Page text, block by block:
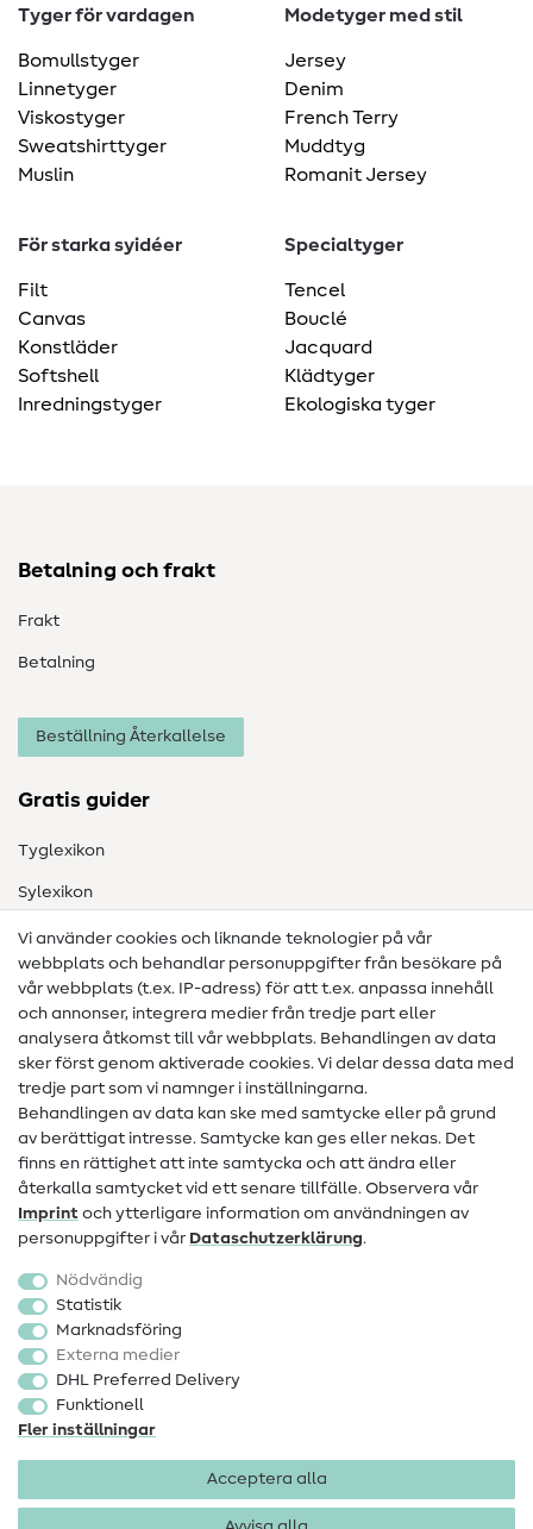
Tyger för vardagen
Bomullstyger
Linnetyger
Viskostyger
Sweatshirttyger
Muslin
Modetyger med stil
Jersey
Denim
French Terry
Muddtyg
Romanit Jersey
För starka syidéer
Filt
Canvas
Konstläder
Softshell
Inredningstyger
Specialtyger
Tencel
Bouclé
Jacquard
Klädtyger
Ekologiska tyger
Betalning och frakt
Frakt
Betalning
Beställning Återkallelse
Gratis guider
Tyglexikon
Sylexikon
Sömnadsinstruktioner
Hjälp & kontakt
Kontakt
Information om byte av operatör
FAQ
Ångerrätt
Populärt
Sytillbehör
Rea
Vi använder cookies och liknande teknologier på vår
webbplats och behandlar personuppgifter från besökare på
vår webbplats (t.ex. IP-adress) för att t.ex. anpassa innehåll
och annonser, integrera medier från tredje part eller
analysera åtkomst till vår webbplats. Behandlingen av data
sker först genom aktiverade cookies. Vi delar dessa data med
tredje part som vi namnger i inställningarna.
Behandlingen av data kan ske med samtycke eller på grund
av berättigat intresse. Samtycke kan ges eller nekas. Det
finns en rättighet att inte samtycka och att ändra eller
återkalla samtycket vid ett senare tillfälle. Observera vår
Imprint och ytterligare information om användningen av
personuppgifter i vår Data­schutz­erklärung.
Nödvändig
Statistik
Marknadsföring
Externa medier
DHL Preferred Delivery
Funktionell
Fler inställningar
Acceptera alla
Företagsinformation Dataskydd
Allmänna villkor